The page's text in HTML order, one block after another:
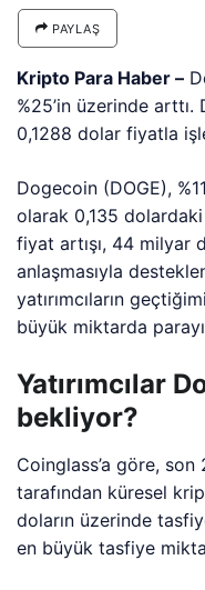
PAYLAŞ
Kripto Para Haber –
%25’in üzerinde arttı.
0,1288 dolar fiyatla
Dogecoin (DOGE),
olarak 0,135
fiyat artışı, 44 milyar
anlaşmasıyla
yatırımcıların
büyük miktarda
Yatırımcılar
bekliyor?
Coinglass’a göre, son
tarafından küresel
doların üzerinde
en büyük tasfiye